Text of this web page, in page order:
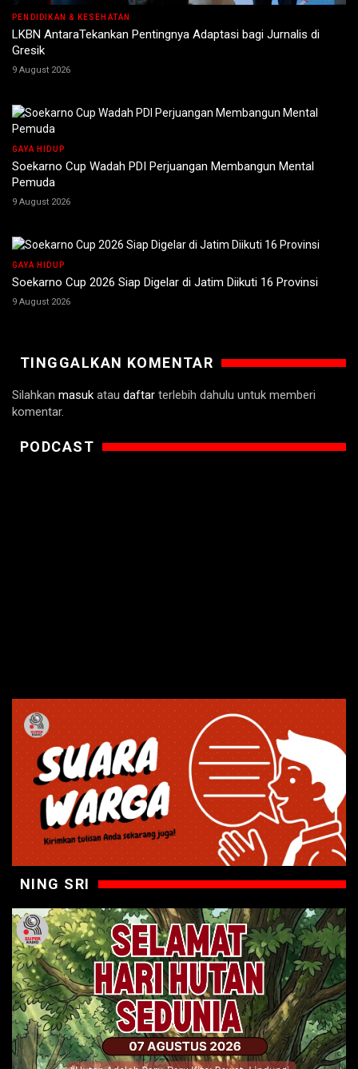
PENDIDIKAN & KESEHATAN
LKBN AntaraTekankan Pentingnya Adaptasi bagi Jurnalis di
Gresik
9 August 2026
GAYA HIDUP
Soekarno Cup Wadah PDI Perjuangan Membangun Mental
Pemuda
9 August 2026
GAYA HIDUP
Soekarno Cup 2026 Siap Digelar di Jatim Diikuti 16 Provinsi
9 August 2026
TINGGALKAN KOMENTAR
Silahkan masuk atau daftar terlebih dahulu untuk memberi
komentar.
PODCAST
NING SRI